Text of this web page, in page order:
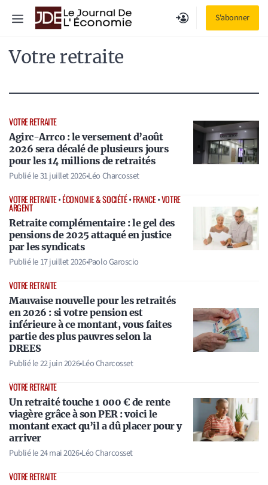
S'abonner
Menu
Votre retraite
VOTRE RETRAITE
Agirc-Arrco : le versement d’août
2026 sera décalé de plusieurs jours
pour les 14 millions de retraités
Publié le31 juillet 2026•Léo Charcosset
VOTRE RETRAITE•ÉCONOMIE & SOCIÉTÉ•FRANCE•VOTRE
ARGENT
Retraite complémentaire : le gel des
pensions de 2025 attaqué en justice
par les syndicats
Publié le17 juillet 2026•Paolo Garoscio
VOTRE RETRAITE
Mauvaise nouvelle pour les retraités
en 2026 : si votre pension est
inférieure à ce montant, vous faites
partie des plus pauvres selon la
DREES
Publié le22 juin 2026•Léo Charcosset
VOTRE RETRAITE
Un retraité touche 1 000 € de rente
viagère grâce à son PER : voici le
montant exact qu’il a dû placer pour y
arriver
Publié le24 mai 2026•Léo Charcosset
VOTRE RETRAITE